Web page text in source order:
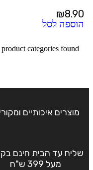
₪8.90
הוספה לסל
categories found.
מוצרים איכותיים
שליח עד הבית חינם
מעל 399 ש"ח